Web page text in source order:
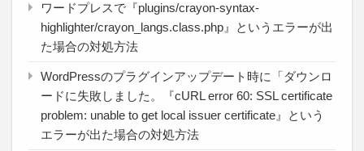
ワードプレスで『plugins/crayon-syntax-
highlighter/crayon_langs.class.php』というエラーが出
た場合の対処方法
WordPressのプラグインアップデート時に「ダウンロ
ードに失敗しました。『cURL error 60: SSL certificate
problem: unable to get local issuer certificate』という
エラーが出た場合の対処方法